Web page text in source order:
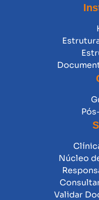
Núcleo
Validar